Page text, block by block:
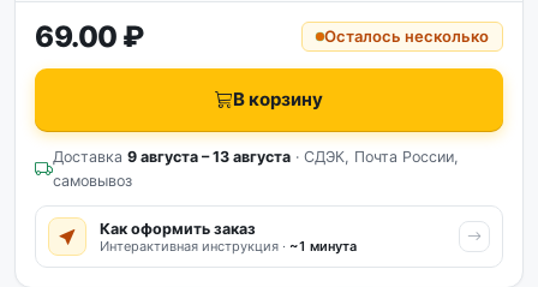
69.00 ₽ Осталось несколько
В корзину
Доставка 9 августа – 13 августа · СДЭК, Почта России,
самовывоз
Как оформить заказ
Интерактивная инструкция · ~1 минута